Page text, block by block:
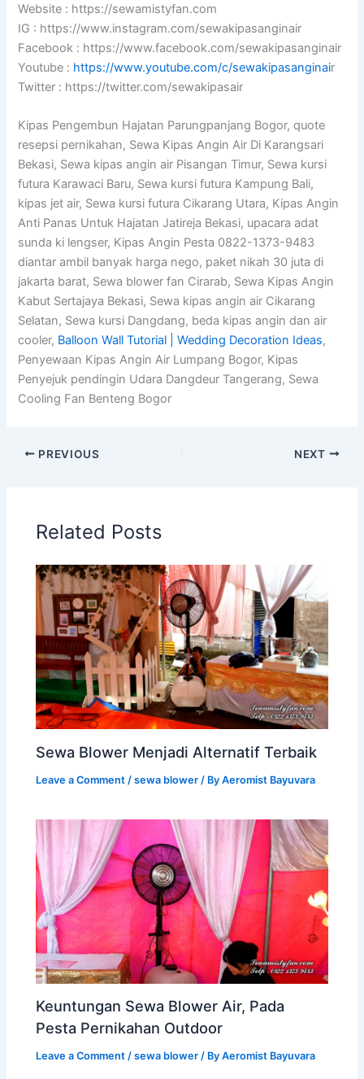
Website : https://sewamistyfan.com
IG : https://www.instagram.com/sewakipasanginair
Facebook : https://www.facebook.com/sewakipasanginair
Youtube : https://www.youtube.com/c/sewakipasanginair
Twitter : https://twitter.com/sewakipasair
Kipas Pengembun Hajatan Parungpanjang Bogor, quote
resepsi pernikahan, Sewa Kipas Angin Air Di Karangsari
Bekasi, Sewa kipas angin air Pisangan Timur, Sewa kursi
futura Karawaci Baru, Sewa kursi futura Kampung Bali,
kipas jet air, Sewa kursi futura Cikarang Utara, Kipas Angin
Anti Panas Untuk Hajatan Jatireja Bekasi, upacara adat
sunda ki lengser, Kipas Angin Pesta 0822-1373-9483
diantar ambil banyak harga nego, paket nikah 30 juta di
jakarta barat, Sewa blower fan Cirarab, Sewa Kipas Angin
Kabut Sertajaya Bekasi, Sewa kipas angin air Cikarang
Selatan, Sewa kursi Dangdang, beda kipas angin dan air
cooler, Balloon Wall Tutorial | Wedding Decoration Ideas,
Penyewaan Kipas Angin Air Lumpang Bogor, Kipas
Penyejuk pendingin Udara Dangdeur Tangerang, Sewa
Cooling Fan Benteng Bogor
PREVIOUS NEXT
Related Posts
Sewa Blower Menjadi Alternatif Terbaik
Leave a Comment /sewa blower / ByAeromist Bayuvara
Keuntungan Sewa Blower Air, Pada
Pesta Pernikahan Outdoor
Leave a Comment /sewa blower / ByAeromist Bayuvara